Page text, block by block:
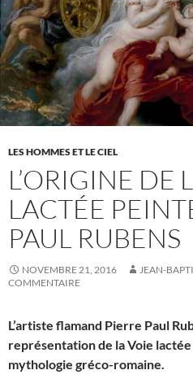
LES HOMMES ET LE CIEL
L’ORIGINE DE
LACTÉE
PAUL RUBENS
NOVEMBRE 21, 2016 JEAN-
COMMENTAIRE
L’artiste flamand Pierre Paul
représentation de la Voie lactée
mythologie gréco-romaine.